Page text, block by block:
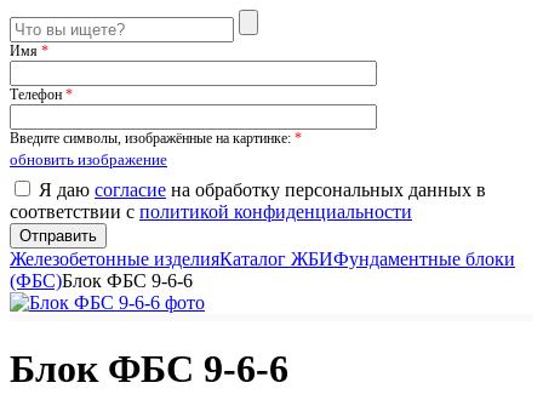
Имя *
Телефон *
Введите символы, изображённые на картинке: *
обновить изображение
Я даю согласие на обработку персональных данных в
соответствии с политикой конфиденциальности
Железобетонные изделияКаталог ЖБИФундаментные блоки
(ФБС)Блок ФБС 9-6-6
Блок ФБС 9-6-6